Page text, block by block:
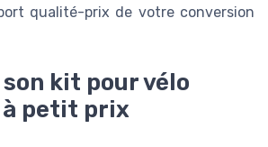
qualité-prix de votre conversion
kit pour vélo
petit prix